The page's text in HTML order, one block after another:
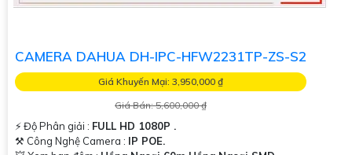
CAMERA DAHUA DH-IPC-HFW2231TP-ZS-S2
Giá Khuyến Mại: 3,950,000 ₫
Giá Bán: 5,600,000 ₫
️⚡ Độ Phân giải : FULL HD 1080P .
⚒ Công Nghệ Camera : IP POE.